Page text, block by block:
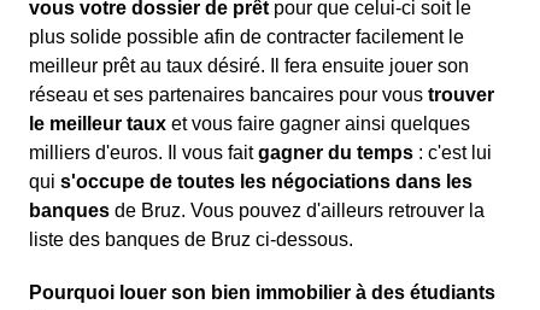
vous votre dossier de prêt pour que celui-ci soit le
plus solide possible afin de contracter facilement le
meilleur prêt au taux désiré. Il fera ensuite jouer son
réseau et ses partenaires bancaires pour vous trouver
le meilleur taux et vous faire gagner ainsi quelques
milliers d'euros. Il vous faitgagner du temps : c'est lui
qui s'occupe de toutes les négociations dans les
banques de Bruz. Vous pouvez d'ailleurs retrouver la
liste des banques de Bruz ci-dessous.
Pourquoi louer son bien immobilier à des étudiants